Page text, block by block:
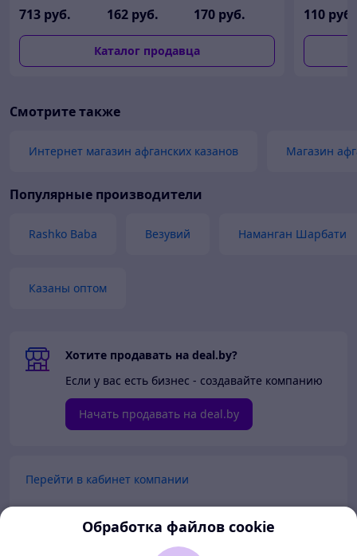
713 руб. 162 руб. 170 руб.
Каталог продавца
литров
(круглое
ляганом
110 руб.
Смотрите также
Интернет магазин афганских казанов Магазин
Популярные производители
Rashko Baba Везувий Наманган Шарбати
Казаны оптом
Хотите продавать на deal.by?
Если у вас есть бизнес - создавайте компанию
Начать продавать на deal.by
Перейти в кабинет компании
Перейти в личный кабинет
Обработка файлов cookie